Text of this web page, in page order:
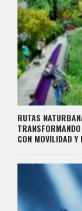
RUTAS
CON MOVILIDAD Y